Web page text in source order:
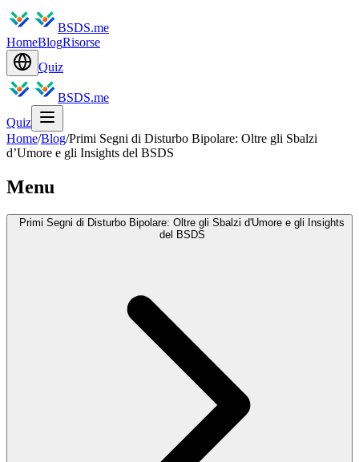
BSDS.me
HomeBlogRisorse
Quiz
BSDS.me
Quiz
Home/Blog/Primi Segni di Disturbo Bipolare: Oltre gli Sbalzi
d’Umore e gli Insights del BSDS
Menu
Primi Segni di Disturbo Bipolare: Oltre gli Sbalzi d'Umore e gli Insights
del BSDS